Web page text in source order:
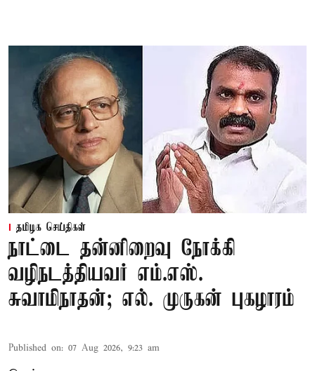
தமிழக செய்திகள்
நாட்டை தன்னிறைவு நோக்கி
வழிநடத்தியவர் எம்.எஸ்.
சுவாமிநாதன்; எல். முருகன் புகழாரம்
Published on: 07 Aug 2026, 9:23 am